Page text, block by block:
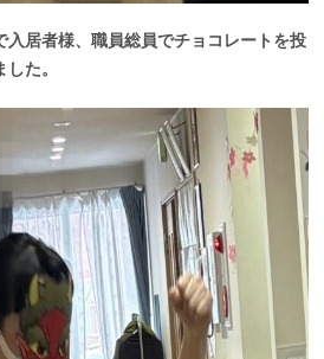
入居者様、職員総員でチョコレートを投
た。